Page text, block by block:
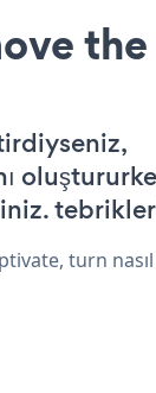
turn nasıl